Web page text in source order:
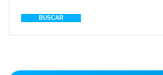
BUSCAR